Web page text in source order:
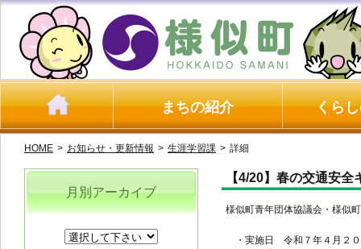
まちの紹介 くら
HOME > お知らせ・更新情報 > 生涯学習課 > 詳細
【4/20】春の交通安
様似町青年団体協議会・様似
・実施日 令和７年４月２０
月別アーカイブ